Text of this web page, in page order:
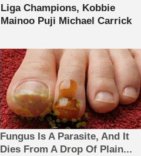
Fungus Is A Parasite, And It
Dies From A Drop Of Plain...